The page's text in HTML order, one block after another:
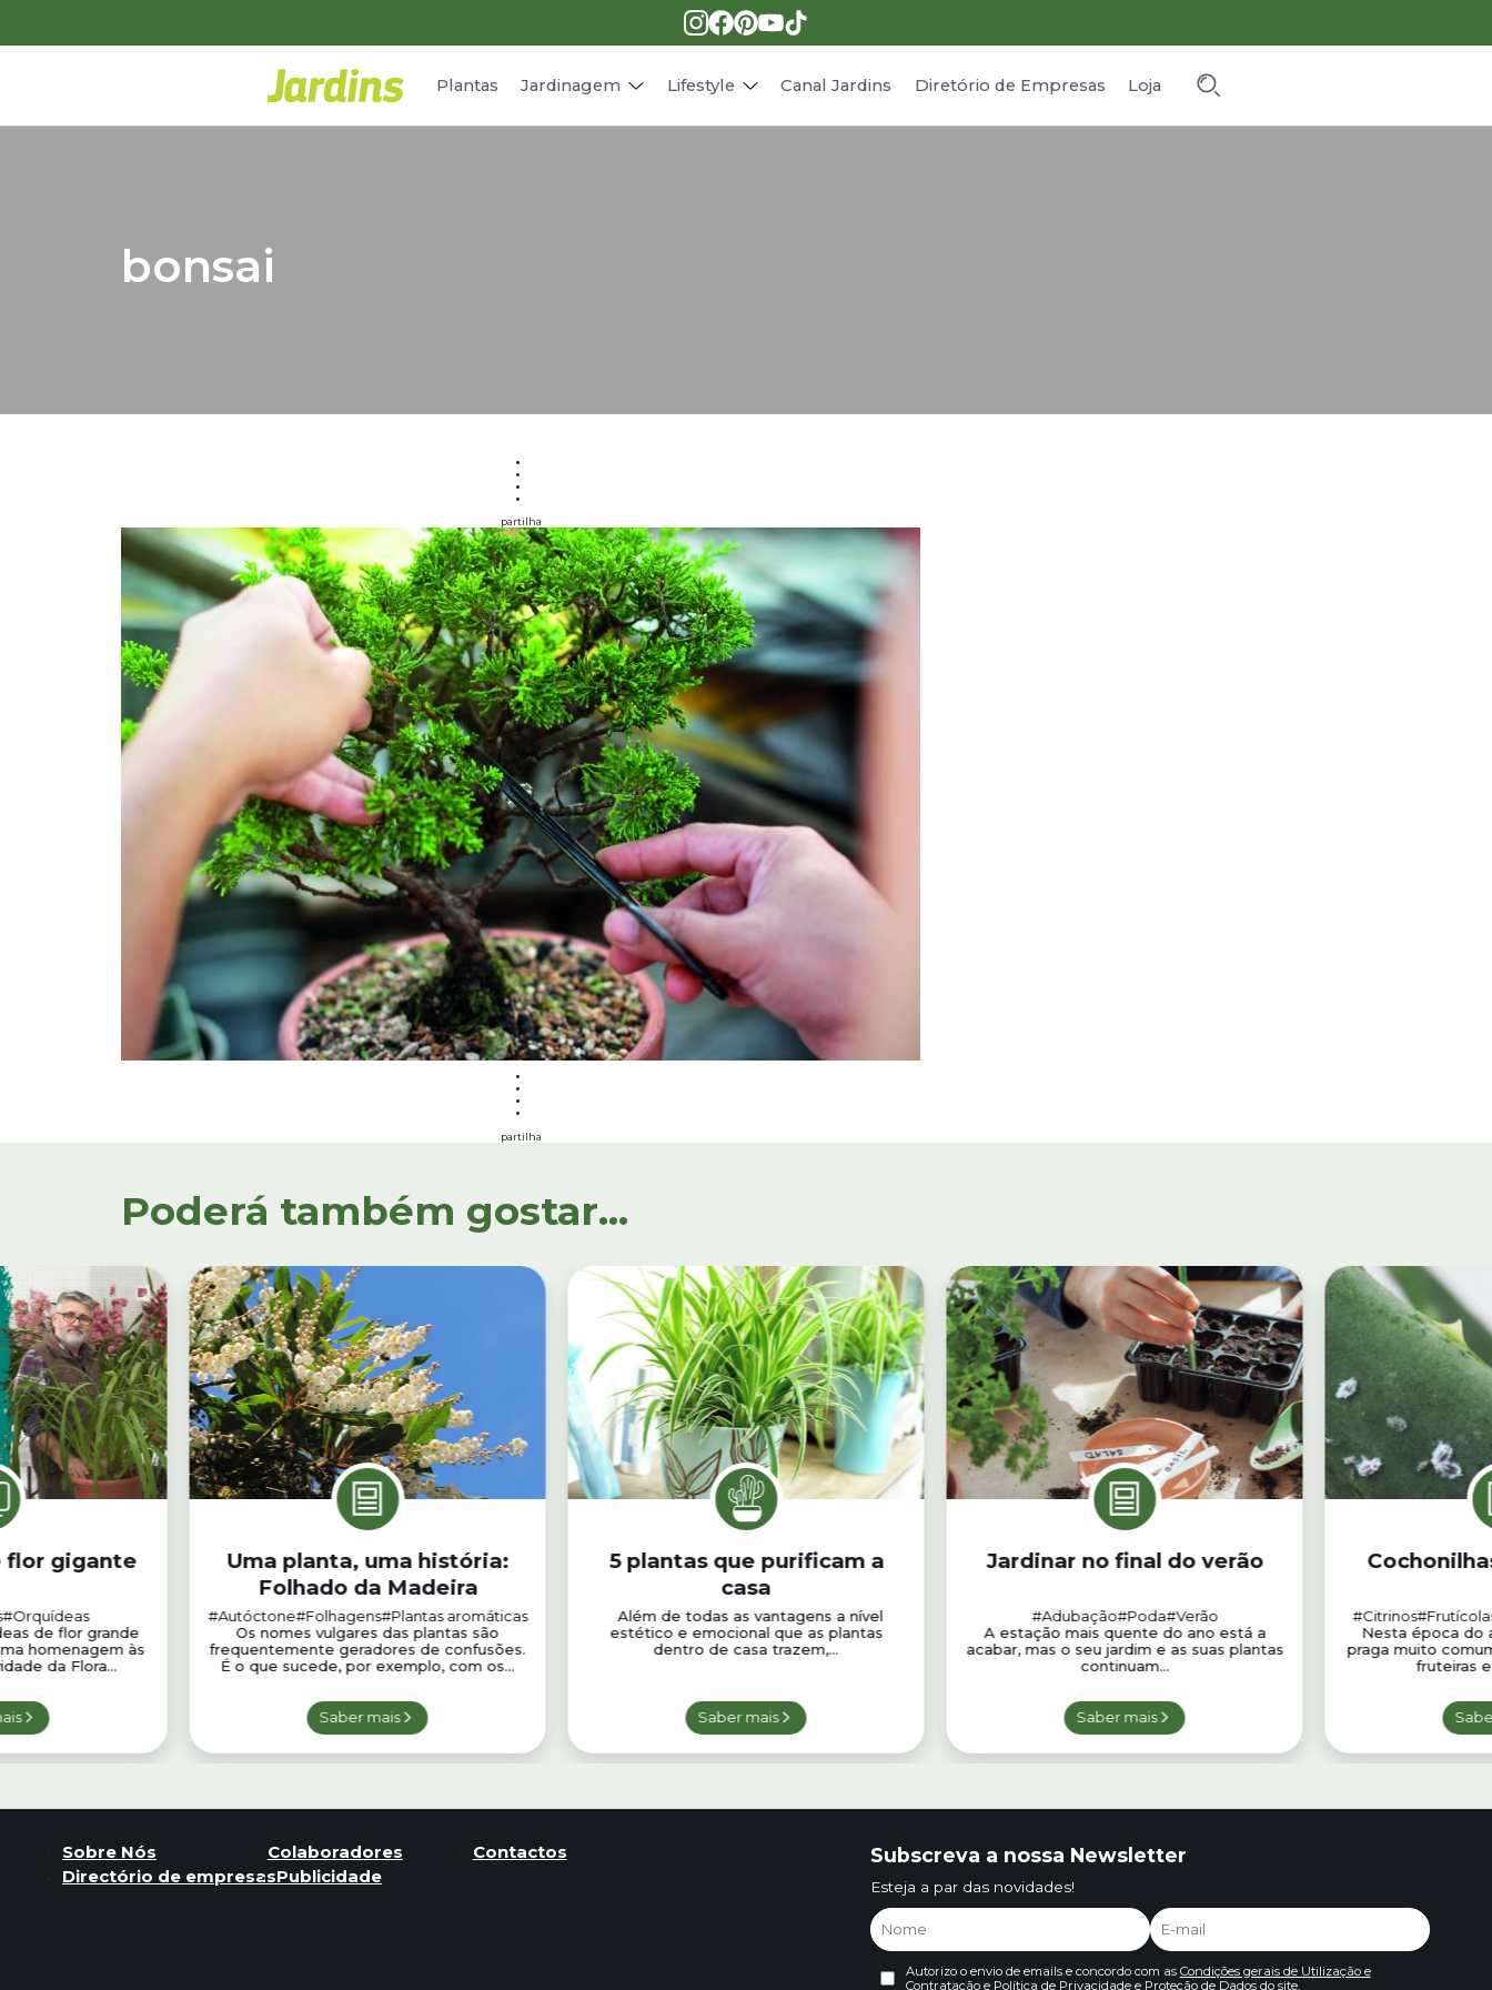
Plantas Jardinagem Lifestyle
Receitas
Canal Jardins Diretório de Empresas Loja
bonsai
partilha
partilha
Poderá também gostar...
flor gigante
#Orquídeas
de flor grande
homenagem às
da Flora...
Uma planta, uma história:
Folhado da Madeira
#Autóctone#Folhagens#Plantas aromáticas
Os nomes vulgares das plantas são
frequentemente geradores de confusões.
É o que sucede, por exemplo, com os...
Saber mais
5 plantas que purificam a
casa
Além de todas as vantagens a nível
estético e emocional que as plantas
dentro de casa trazem,...
Saber mais
Jardinar no final do verão
#Adubação#Poda#Verão
A estação mais quente do ano está a
acabar, mas o seu jardim e as suas plantas
continuam...
Saber mais
#Citrinos
Nesta época do
praga muito
fruteiras
Sobre Nós Colaboradores
Contactos
Directório de empresasPublicidade
Subscreva a nossa Newsletter
Esteja a par das novidades!
Autorizo o envio de emails e concordo com as Condições gerais de Utilização e
Contrataçãoe Política de Privacidade e Proteção de Dadosdo site.